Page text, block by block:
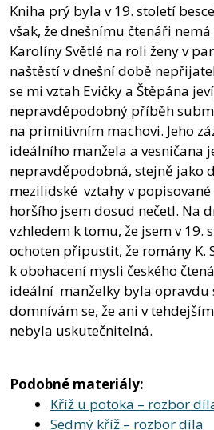
Kniha prý byla v 19. století
však, že dnešnímu čtenáři
Karolíny Světlé na roli ženy v
naštěstí v dnešní době
se mi vztah Evičky a Štěpána
nepravděpodobný příběh
na primitivním machovi. Jeho
ideálního manžela a vesničana
nepravděpodobná, stejně jako
mezilidské vztahy v
horšího jsem dosud nečetl. Na
vzhledem k tomu, že jsem v 19.
ochoten připustit, že romány K.
k obohacení mysli českého
ideální manželky byla opravdu
domnívám se, že ani v
nebyla uskutečnitelná.
Podobné materiály:
Kříž u potoka – rozbor
Sedmý kříž – rozbor díla